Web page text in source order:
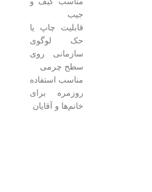
جیب
قابلیت چاپ یا
حک لوگوی
سازمانی روی
سطح چرمی
مناسب استفاده
روزمره برای
خانم‌ها و آقایان